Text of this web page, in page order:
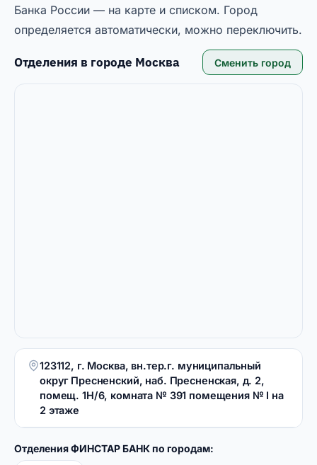
Банка России — на карте и списком. Город
определяется автоматически, можно переключить.
Отделения в городе Москва Сменить город
123112, г. Москва, вн.тер.г. муниципальный
округ Пресненский, наб. Пресненская, д. 2,
помещ. 1Н/6, комната № 391 помещения № I на
2 этаже
Отделения ФИНСТАР БАНК по городам: